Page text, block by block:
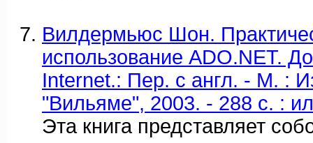
Вилдермьюс Шон.
использование ADO.NET.
Internet.: Пер. с англ. - М. :
"Вильяме", 2003. - 288 с. :
Эта книга представляет